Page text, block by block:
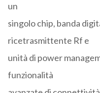
un
singolo chip, banda
ricetrasmittente Rf e
unità di power
funzionalità